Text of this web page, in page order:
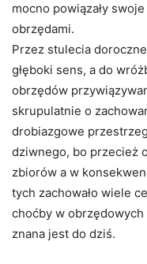
mocno powiązały
obrzędami.
Przez stulecia
głęboki sens, a do
obrzędów
skrupulatnie o
drobiazgowe
dziwnego, bo przecież
zbiorów a w
tych zachowało wiele
choćby w
znana jest do dziś.